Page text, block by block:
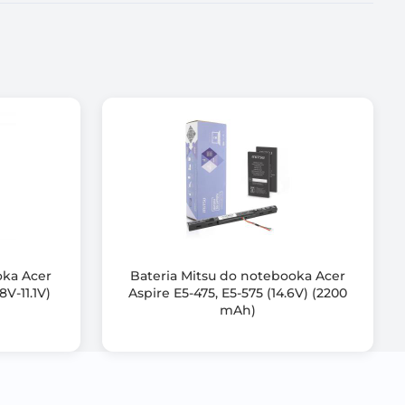
IB89,
ZZ08,
Acer
11.1V)
Bateria Mitsu do notebooka Acer
Aspire E5-475, E5-575 (14.6V) (2200
mAh)